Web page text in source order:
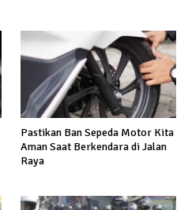
Pastikan Ban Sepeda Motor Kita
Aman Saat Berkendara di Jalan
Raya